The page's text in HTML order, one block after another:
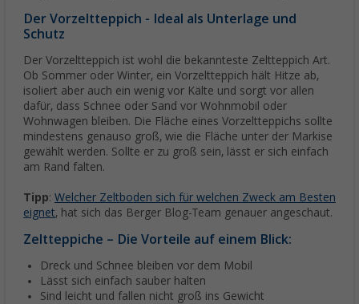
Der Vorzeltteppich - Ideal als Unterlage und
Schutz
Der Vorzeltteppich ist wohl die bekannteste Zeltteppich Art.
Ob Sommer oder Winter, ein Vorzeltteppich hält Hitze ab,
isoliert aber auch ein wenig vor Kälte und sorgt vor allen
dafür, dass Schnee oder Sand vor Wohnmobil oder
Wohnwagen bleiben. Die Fläche eines Vorzeltteppichs sollte
mindestens genauso groß, wie die Fläche unter der Markise
gewählt werden. Sollte er zu groß sein, lässt er sich einfach
am Rand falten.
Tipp: Welcher Zeltboden sich für welchen Zweck am Besten
eignet, hat sich das Berger Blog-Team genauer angeschaut.
Zeltteppiche – Die Vorteile auf einem Blick:
Dreck und Schnee bleiben vor dem Mobil
Lässt sich einfach sauber halten
Sind leicht und fallen nicht groß ins Gewicht